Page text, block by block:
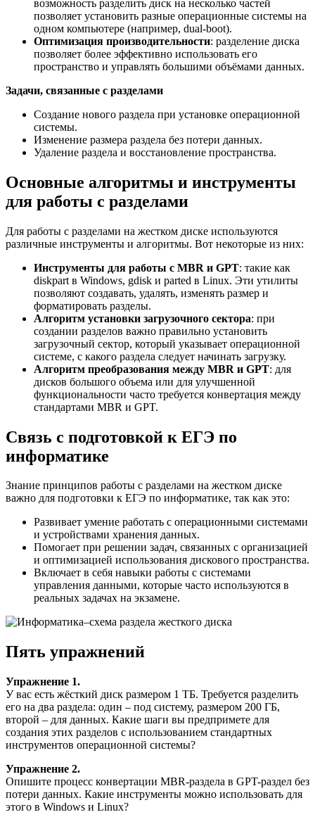
возможность разделить диск на несколько частей
позволяет установить разные операционные системы на
одном компьютере (например, dual-boot).
Оптимизация производительности: разделение диска
позволяет более эффективно использовать его
пространство и управлять большими объёмами данных.
Задачи, связанные с разделами
Создание нового раздела при установке операционной
системы.
Изменение размера раздела без потери данных.
Удаление раздела и восстановление пространства.
Основные алгоритмы и инструменты
для работы с разделами
Для работы с разделами на жестком диске используются
различные инструменты и алгоритмы. Вот некоторые из них:
Инструменты для работы с MBR и GPT: такие как
diskpart в Windows, gdisk и parted в Linux. Эти утилиты
позволяют создавать, удалять, изменять размер и
форматировать разделы.
Алгоритм установки загрузочного сектора: при
создании разделов важно правильно установить
загрузочный сектор, который указывает операционной
системе, с какого раздела следует начинать загрузку.
Алгоритм преобразования между MBR и GPT: для
дисков большого объема или для улучшенной
функциональности часто требуется конвертация между
стандартами MBR и GPT.
Связь с подготовкой к ЕГЭ по
информатике
Знание принципов работы с разделами на жестком диске
важно для подготовки к ЕГЭ по информатике, так как это:
Развивает умение работать с операционными системами
и устройствами хранения данных.
Помогает при решении задач, связанных с организацией
и оптимизацией использования дискового пространства.
Включает в себя навыки работы с системами
управления данными, которые часто используются в
реальных задачах на экзамене.
Пять упражнений
Упражнение 1.
У вас есть жёсткий диск размером 1 ТБ. Требуется разделить
его на два раздела: один – под систему, размером 200 ГБ,
второй – для данных. Какие шаги вы предпримете для
создания этих разделов с использованием стандартных
инструментов операционной системы?
Упражнение 2.
Опишите процесс конвертации MBR-раздела в GPT-раздел без
потери данных. Какие инструменты можно использовать для
этого в Windows и Linux?